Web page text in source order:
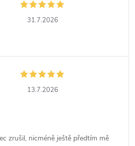
31.7.2026
13.7.2026
zrušil, nicméně ještě předtím mě